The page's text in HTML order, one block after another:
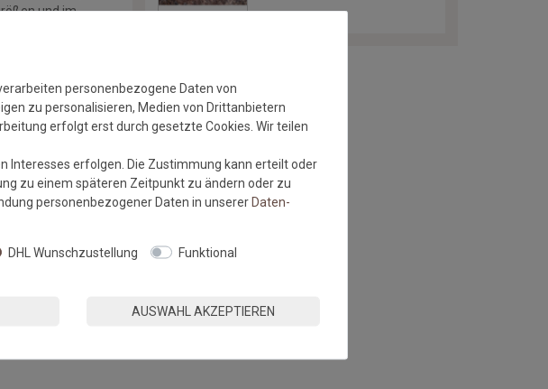
und im
personenbezogene Daten von
zu personalisieren, Medien von Drittanbietern
erfolgt erst durch gesetzte Cookies. Wir teilen
Interesses erfolgen. Die Zustimmung kann erteilt oder
zu einem späteren Zeitpunkt zu ändern oder zu
personenbezogener Daten in unsererDaten­
DHL Wunschzustellung Funktional
AUSWAHL AKZEPTIEREN